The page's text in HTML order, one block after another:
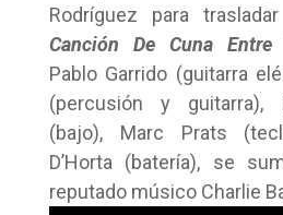
Rodríguez para
Canción De Cuna Entre
Pablo Garrido (guitarra
(percusión y guitarra),
(bajo), Marc Prats
D’Horta (batería), se
reputado músico Charlie